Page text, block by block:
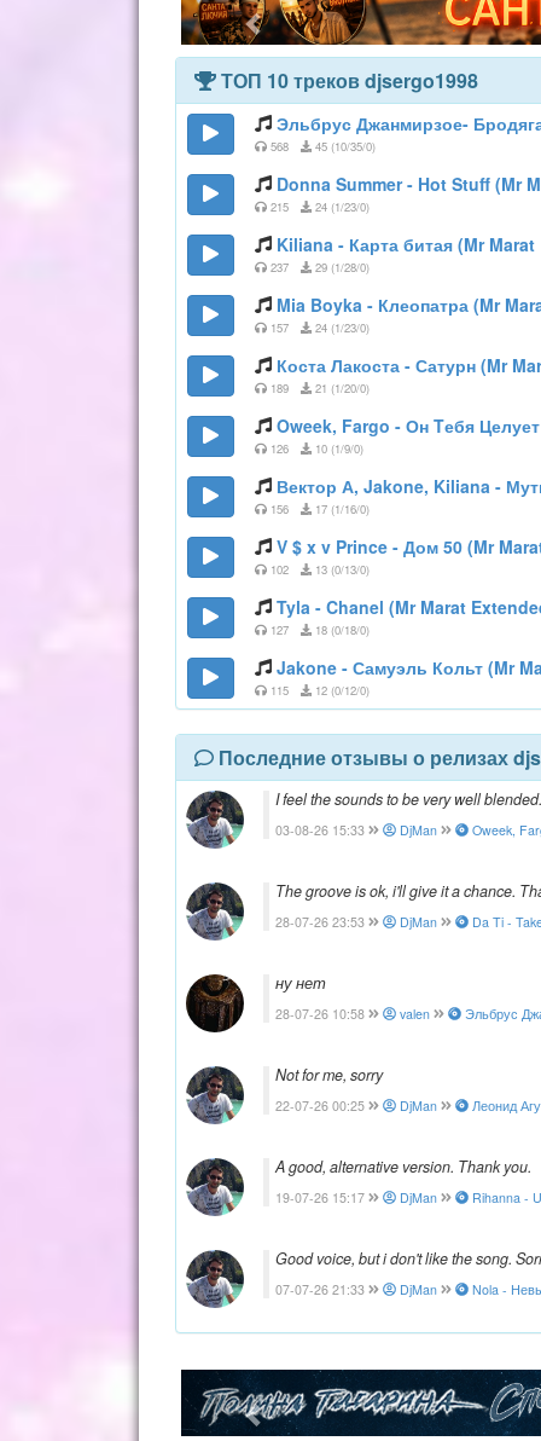
ТОП 10 треков djsergo1998
Эльбрус Джанмирзое-
568 45 (10/35/0)
Donna Summer - Hot Stuff (Mr
215 24 (1/23/0)
Kiliana - Карта битая (Mr
237 29 (1/28/0)
Mia Boyka - Клеопатра (Mr
157 24 (1/23/0)
Коста Лакоста - Сатурн (Mr
189 21 (1/20/0)
Oweek, Fargo - Он Tебя
126 10 (1/9/0)
Вектор А, Jakone, Kiliana -
156 17 (1/16/0)
V $ x v Prince - Дом 50 (Mr
102 13 (0/13/0)
Tyla - Chanel (Mr Marat
127 18 (0/18/0)
Jakone - Самуэль Кольт (Mr
115 12 (0/12/0)
Последние отзывы о релизах
I feel the sounds to be very well
03-08-26 15:33 DjMan Oweek,
The groove is ok, i'll give it a chance.
28-07-26 23:53 DjMan Da Ti -
ну нет
28-07-26 10:58 valen Эльбрус
Not for me, sorry
22-07-26 00:25 DjMan Леонид
A good, alternative version. Thank you.
19-07-26 15:17 DjMan Rihanna -
Good voice, but i don't like the song.
07-07-26 21:33 DjMan Nola -